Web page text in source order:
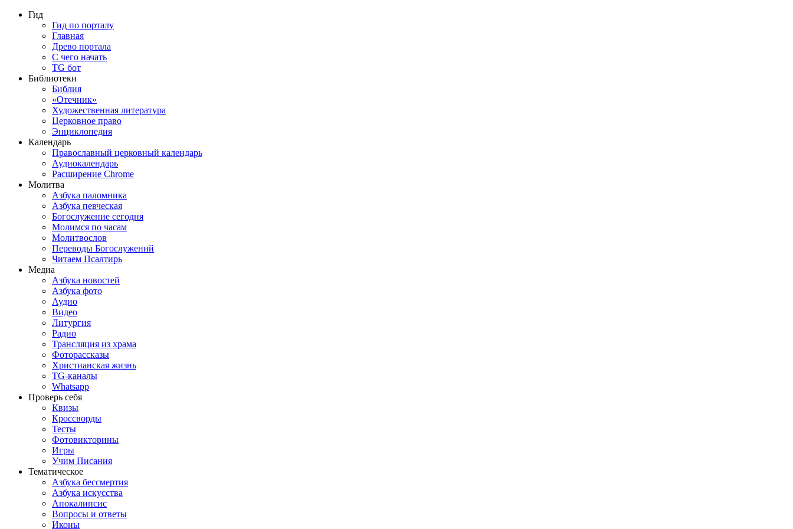
Гид
Гид по порталу
Главная
Древо портала
С чего начать
TG бот
Библиотеки
Библия
«Отечник»
Художественная литература
Церковное право
Энциклопедия
Календарь
Православный церковный календарь
Аудиокалендарь
Расширение Chrome
Молитва
Азбука паломника
Азбука певческая
Богослужение сегодня
Молимся по часам
Молитвослов
Переводы Богослужений
Читаем Псалтирь
Медиа
Азбука новостей
Азбука фото
Аудио
Видео
Литургия
Радио
Трансляция из храма
Фоторассказы
Христианская жизнь
TG-каналы
Whatsapp
Проверь себя
Квизы
Кроссворды
Тесты
Фотовикторины
Игры
Учим Писания
Тематическое
Азбука бессмертия
Азбука искусства
Апокалипсис
Вопросы и ответы
Иконы